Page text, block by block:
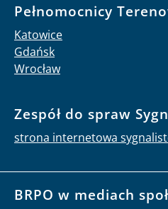
Pełnomocnicy
Katowice
Gdańsk
Wrocław
Zespół do spraw
strona internetowa
BRPO w mediach